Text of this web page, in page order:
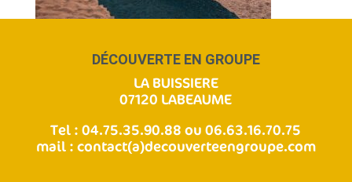
DÉCOUVERTE EN GROUPE
LA BUISSIERE
07120 LABEAUME
Tel : 04.75.35.90.88 ou 06.63.16.70.75
mail : contact(a)decouverteengroupe.com